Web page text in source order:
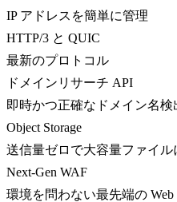
IP アドレスを簡単に管理
HTTP/3 と QUIC
最新のプロトコル
ドメインリサーチ API
即時かつ正確なドメイン名検
Object Storage
送信量ゼロで大容量ファイ
Next-Gen WAF
環境を問わない最先端の